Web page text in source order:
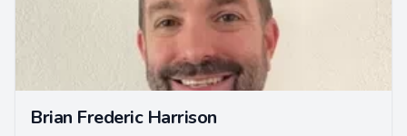
Brian Frederic Harrison